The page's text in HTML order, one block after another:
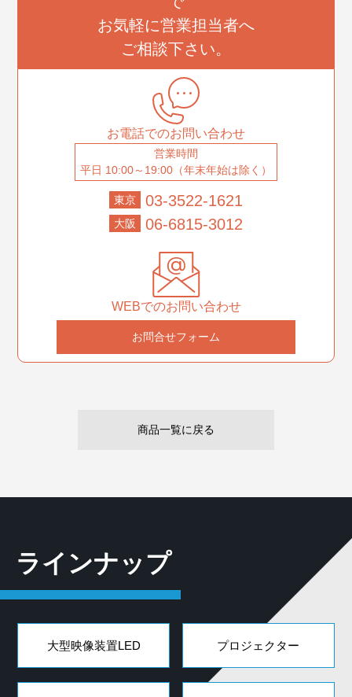
お気軽に営業担当者へ
ご相談下さい。
お電話でのお問い合わせ
営業時間
平日 10:00～19:00（年末年始は除く）
東京 03-3522-1621
大阪 06-6815-3012
WEBでのお問い合わせ
お問合せフォーム
商品一覧に戻る
ラインナップ
大型映像装置LED プロジェクター